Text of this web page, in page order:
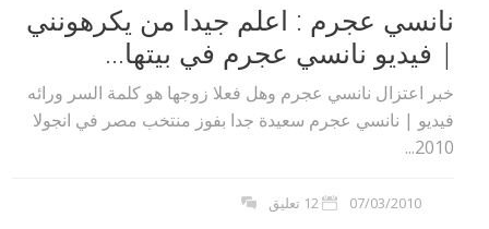
نانسي عجرم : اعلم جيدا من يكرهونني
| فيديو نانسي عجرم في بيتها...
خبر اعتزال نانسي عجرم وهل فعلا زوجها هو كلمة السر ورائه
فيديو | نانسي عجرم سعيدة جدا بفوز منتخب مصر في انجولا
2010...
07/03/2010 12 تعليق